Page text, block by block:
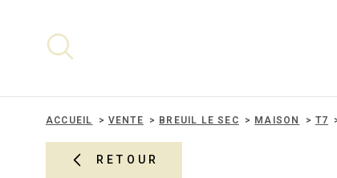
ACCUEIL VENTE BREUIL LE SEC MAISON T7
RETOUR